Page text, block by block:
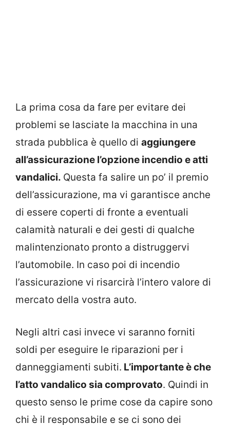
La prima cosa da fare per evitare dei
problemi se lasciate la macchina in una
strada pubblica è quello di aggiungere
all’assicurazione l’opzione incendio e atti
vandalici. Questa fa salire un po’ il premio
dell’assicurazione, ma vi garantisce anche
di essere coperti di fronte a eventuali
calamità naturali e dei gesti di qualche
malintenzionato pronto a distruggervi
l’automobile. In caso poi di incendio
l’assicurazione vi risarcirà l’intero valore di
mercato della vostra auto.
Negli altri casi invece vi saranno forniti
soldi per eseguire le riparazioni per i
danneggiamenti subiti. L’importante è che
l’atto vandalico sia comprovato. Quindi in
questo senso le prime cose da capire sono
chi è il responsabile e se ci sono dei